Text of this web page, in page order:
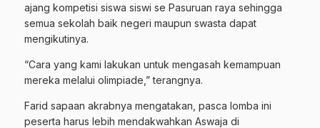
ajang kompetisi siswa siswi se Pasuruan raya sehingga
semua sekolah baik negeri maupun swasta dapat
mengikutinya.
“Cara yang kami lakukan untuk mengasah kemampuan
mereka melalui olimpiade,” terangnya.
Farid sapaan akrabnya mengatakan, pasca lomba ini
peserta harus lebih mendakwahkan Aswaja di